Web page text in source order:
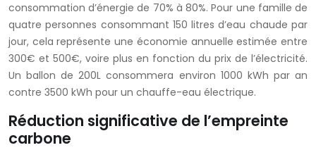
consommation d’énergie de 70% à 80%. Pour une famille de
quatre personnes consommant 150 litres d’eau chaude par
jour, cela représente une économie annuelle estimée entre
300€ et 500€, voire plus en fonction du prix de l’électricité.
Un ballon de 200L consommera environ 1000 kWh par an
contre 3500 kWh pour un chauffe-eau électrique.
Réduction significative de l’empreinte
carbone